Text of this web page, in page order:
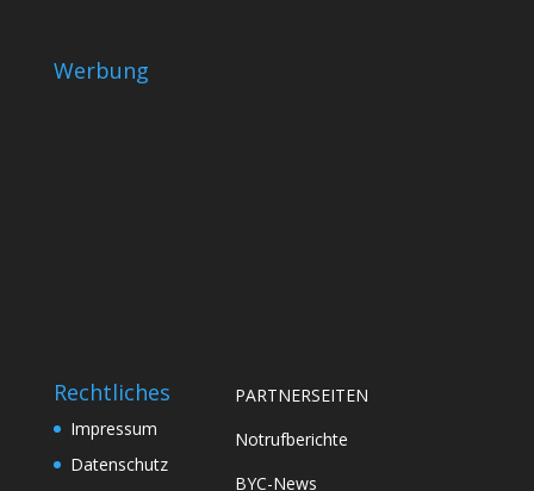
Werbung
Rechtliches
Impressum
Datenschutz
PARTNERSEITEN
Notrufberichte
BYC-News